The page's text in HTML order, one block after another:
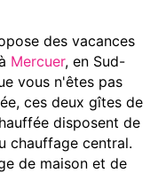
des vacances
Mercuer, en Sud-
vous n'êtes pas
ces deux gîtes de
disposent de
chauffage central.
de maison et de